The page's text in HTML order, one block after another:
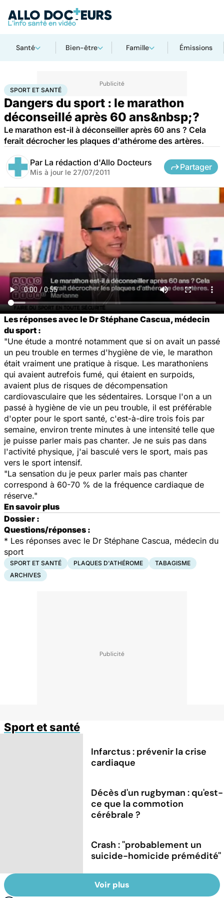
Santé Bien-être Famille Émissions
AccueilBien-êtreSport santé Sport et santé
SPORT ET SANTÉ
Dangers du sport : le marathon
déconseillé après 60 ans&nbsp;?
Le marathon est-il à déconseiller après 60 ans ? Cela
ferait décrocher les plaques d'athérome des artères.
Par La rédaction d'Allo Docteurs
Mis à jour le 27/07/2011
Partager
Les réponses avec le Dr Stéphane Cascua, médecin
du sport :
"Une étude a montré notamment que si on avait un passé
un peu trouble en termes d'hygiène de vie, le marathon
était vraiment une pratique à risque. Les marathoniens
qui avaient autrefois fumé, qui étaient en surpoids,
avaient plus de risques de décompensation
cardiovasculaire que les sédentaires. Lorsque l'on a un
passé à hygiène de vie un peu trouble, il est préférable
d'opter pour le sport santé, c'est-à-dire trois fois par
semaine, environ trente minutes à une intensité telle que
je puisse parler mais pas chanter. Je ne suis pas dans
l'activité physique, j'ai basculé vers le sport, mais pas
vers le sport intensif.
"La sensation du je peux parler mais pas chanter
correspond à 60-70 % de la fréquence cardiaque de
réserve."
En savoir plus
Dossier :
Questions/réponses :
* Les réponses avec le Dr Stéphane Cascua, médecin du
sport
SPORT ET SANTÉ PLAQUES D'ATHÉROME
TABAGISME
ARCHIVES
Sport et santé
Infarctus : prévenir la crise
cardiaque
Décès d'un rugbyman : qu'est-
ce que la commotion
cérébrale ?
Crash : ''probablement un
suicide-homicide prémédité''
Voir plus